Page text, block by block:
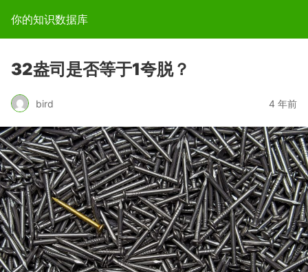
你的知识数据库
32盎司是否等于1夸脱？
bird 4 年前